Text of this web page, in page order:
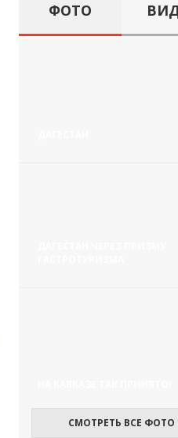
ФОТО
СМОТРЕТЬ ВСЕ ФОТО